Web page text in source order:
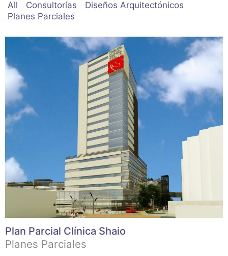
All Consultorías
Diseños Arquitectónicos
Planes Parciales
Plan Parcial Clínica Shaio
Planes Parciales